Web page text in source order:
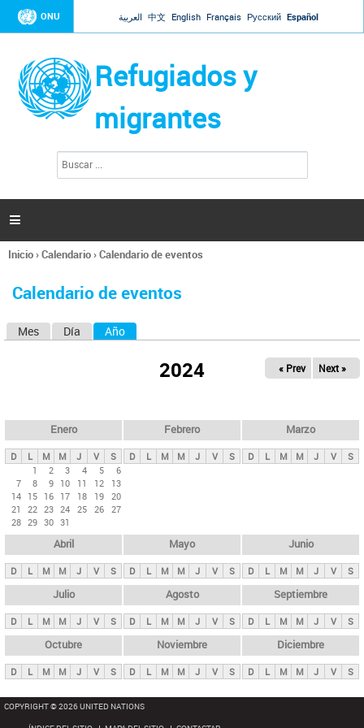
Jump to navigation
ONU العربية 中文 English Français Русский Español
Refugiados y
migrantes
l
d
s

Se
usted
Inicio›Calendario›Calendario de eventos
Calendario de eventos
s
p
n
i
p
a
l
s
Mes Día Año
2024 « Prev Next »
Enero
D L M M J V
S
1
2 3 4 5
6
7
8 9 10 11 12
13
14 15 16 17 18 19 20
21
22 23 24 25 26 27
28 29 30 31
Febrero
D L M M J V S
Marzo
D L M M J V S
Abril
D L M M J V S
Mayo
D L M M J V S
Junio
D L M M J V S
Julio
D L M M J V S
Agosto
D L M M J V S
Septiembre
D L M M J V S
Octubre
D L M M J V S
Noviembre
D L M M J V S
Diciembre
D L M M J V S
COPYRIGHT © 2026 UNITED NATIONS